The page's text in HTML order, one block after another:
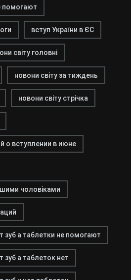
помогают
вступ України в ЄС
світу головні
новони світу за тиждень
новони світу стрічка
о вступлении в июне
чоловіками
зуб а таблетки не помогают
зуб а таблеток нет